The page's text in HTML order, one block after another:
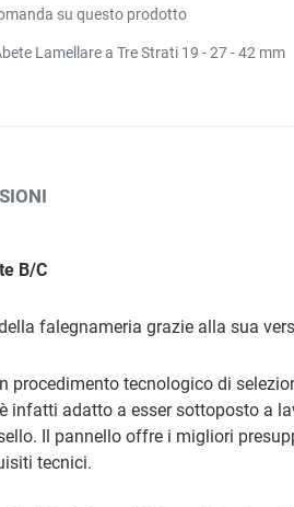
su questo prodotto
Lamellare a Tre Strati 19 - 27 - 42 mm
B/C
falegnameria grazie alla sua
tecnologico di
adatto a esser sottoposto a
Il pannello offre i migliori
tecnici.